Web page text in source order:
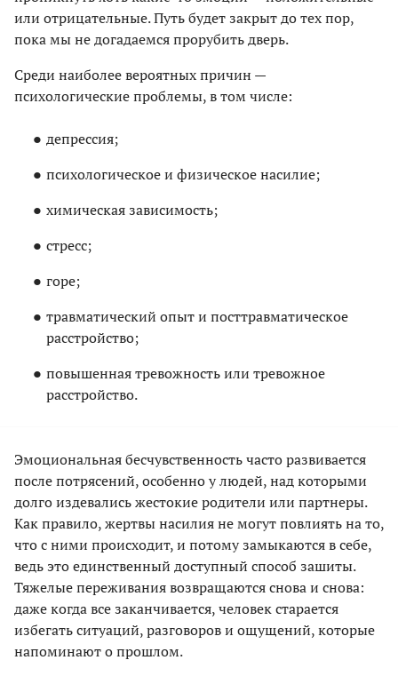
или отрицательные. Путь будет закрыт до тех пор,
пока мы не догадаемся прорубить дверь.
Среди наиболее вероятных причин —
психологические проблемы, в том числе:
депрессия;
психологическое и физическое насилие;
химическая зависимость;
стресс;
горе;
травматический опыт и посттравматическое
расстройство;
повышенная тревожность или тревожное
расстройство.
Эмоциональная бесчувственность часто развивается
после потрясений, особенно у людей, над которыми
долго издевались жестокие родители или партнеры.
Как правило, жертвы насилия не могут повлиять на то,
что с ними происходит, и потому замыкаются в себе,
ведь это единственный доступный способ зашиты.
Тяжелые переживания возвращаются снова и снова:
даже когда все заканчивается, человек старается
избегать ситуаций, разговоров и ощущений, которые
напоминают о прошлом.